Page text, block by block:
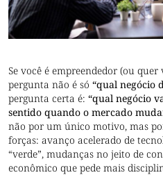
Se você é empreendedor (ou
pergunta não é só“qual negócio
pergunta certa é:“qual negócio
sentido quando o mercado
não por um único motivo, mas
forças: avanço acelerado de
“verde”, mudanças no jeito de
econômico que pede mais